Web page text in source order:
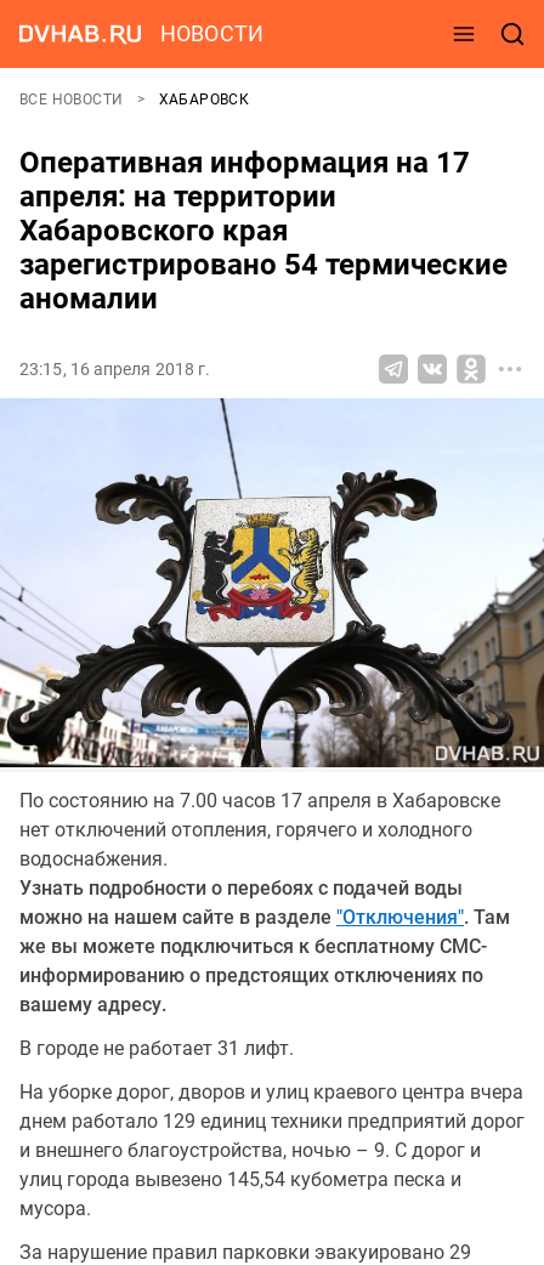
НОВОСТИ
ВСЕ НОВОСТИ ХАБАРОВСК
Оперативная информация на 17
апреля: на территории
Хабаровского края
зарегистрировано 54 термические
аномалии
23:15, 16 апреля 2018 г.
По состоянию на 7.00 часов 17 апреля в Хабаровске
нет отключений отопления, горячего и холодного
водоснабжения.
Узнать подробности о перебоях с подачей воды
можно на нашем сайте в разделе "Отключения". Там
же вы можете подключиться к бесплатному СМС-
информированию о предстоящих отключениях по
вашему адресу.
В городе не работает 31 лифт.
На уборке дорог, дворов и улиц краевого центра вчера
днем работало 129 единиц техники предприятий дорог
и внешнего благоустройства, ночью – 9. С дорог и
улиц города вывезено 145,54 кубометра песка и
мусора.
За нарушение правил парковки эвакуировано 29